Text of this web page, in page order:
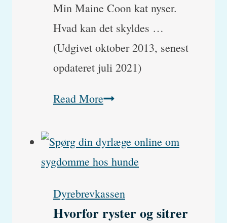
Min Maine Coon kat nyser.
Hvad kan det skyldes …
(Udgivet oktober 2013, senest
opdateret juli 2021)
Read MoreMin
kat
nyser,
Dyrebrevkassen
Hvorfor ryster og sitrer